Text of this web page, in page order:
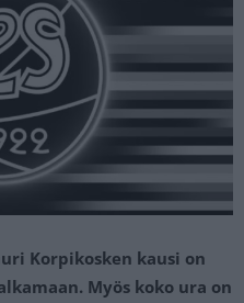
Korpikosken kausi on
Myös koko ura on